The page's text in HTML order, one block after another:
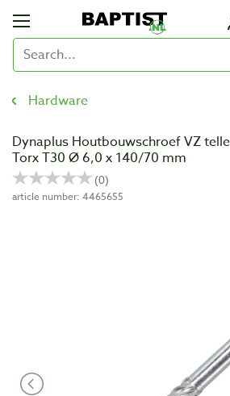
Hardware
Dynaplus Houtbouwschroef VZ
Torx T30 Ø 6,0 x 140/70 mm
article number: 4465655